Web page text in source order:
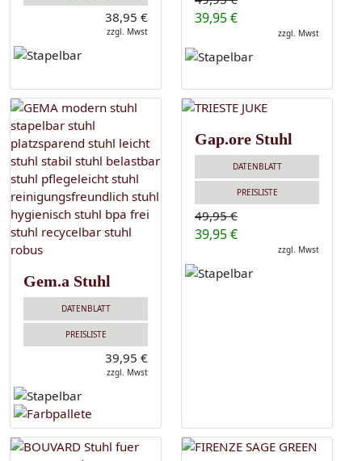
38,95 €
zzgl. Mwst
39,95 €
zzgl. Mwst
Gem.a Stuhl
DATENBLATT
PREISLISTE
39,95 €
zzgl. Mwst
Gap.ore Stuhl
DATENBLATT
PREISLISTE
49,95 €
39,95 €
zzgl. Mwst